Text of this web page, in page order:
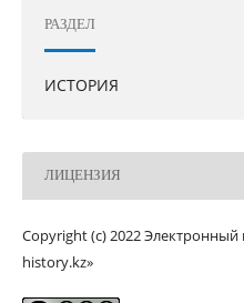
РАЗДЕЛ
ИСТОРИЯ
ЛИЦЕНЗИЯ
Copyright (c) 2022
history.kz»